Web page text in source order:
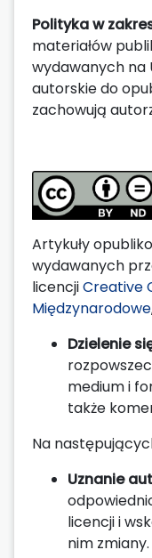
Polityka w
materiałów
wydawanych na
autorskie do
zachowują
Artykuły
wydawanych
licencjiCreative
Międzynarodowe
Dzielenie
medium i
także
Na
Uznanie
licencji i
nim